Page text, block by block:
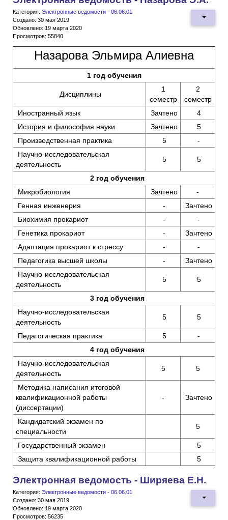
Категория: Электронные ведомости - 06.06.01
Создано: 30 мая 2019
Обновлено: 19 марта 2020
Просмотров: 55840
Назарова Эльмира Алиевна
1 год обучения
Дисциплины
1
семестр
2
семестр
Иностранный язык
Зачтено
4
История и философия науки
Зачтено
5
Производственная практика
5
-
Научно-исследовательская
деятельность
5 5
2 год обучения
Микробиология
Зачтено
-
Генная инженерия
-
Зачтено
Биохимия прокариот
-
-
Генетика прокариот
-
Зачтено
Адаптация прокариот к стрессу
-
-
Педагогика высшей школы
-
Зачтено
Научно-исследовательская
деятельность
5 5
3 год обучения
Научно-исследовательская
деятельность
5 5
Педагогическая практика 5
-
4 год обучения
Научно-исследовательская
деятельность
5 5
Методика написания итоговой
квалификационной работы
(диссертации)
- Зачтено
Кандидатский экзамен по
специальности
5
Государственный экзамен
5
Защита квалификационной работы
5
Электронная ведомость - Ширяева Е.Н.
Категория: Электронные ведомости - 06.06.01
Создано: 30 мая 2019
Обновлено: 19 марта 2020
Просмотров: 56235